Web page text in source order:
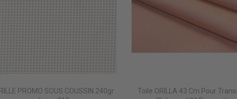
GOLD
PROMO SOUS COUSSIN 240gr
Toile ORILLA 43 Cm Pour